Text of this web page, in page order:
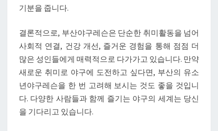
기분을 줍니다.
결론적으로, 부산야구레슨은 단순한 취미활동을 넘어
사회적 연결, 건강 개선, 즐거운 경험을 통해 점점 더
많은 성인들에게 매력적으로 다가가고 있습니다. 만약
새로운 취미로 야구에 도전하고 싶다면, 부산의 유소
년야구레슨을 한 번 고려해 보시는 것도 좋을 것입니
다. 다양한 사람들과 함께 즐기는 야구의 세계는 당신
을 기다리고 있습니다.